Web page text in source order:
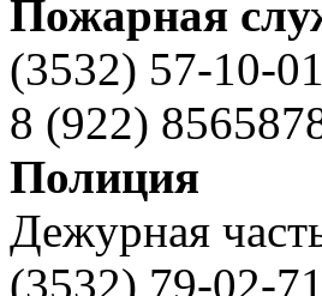
Пожарная
(3532) 57-10-01
8 (922)
Полиция
Дежурная
(3532) 79-02-71